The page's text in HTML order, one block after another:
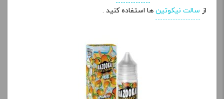
از سالت نیکوتین ها استفاده کنید .